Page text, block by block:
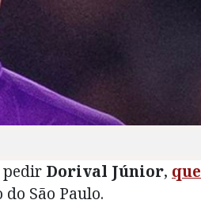
pedir Dorival Júnior, que
São Paulo.